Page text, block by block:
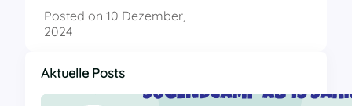
Posted on 10 Dezember,
2024
Aktuelle Posts